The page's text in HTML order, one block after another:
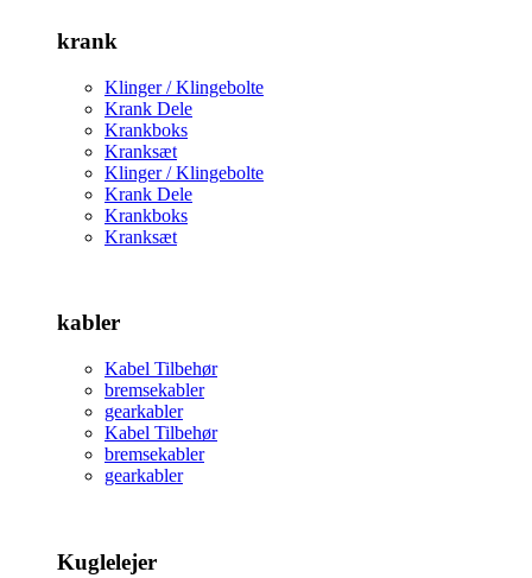
krank
Klinger / Klingebolte
Krank Dele
Krankboks
Kranksæt
Klinger / Klingebolte
Krank Dele
Krankboks
Kranksæt
kabler
Kabel Tilbehør
bremsekabler
gearkabler
Kabel Tilbehør
bremsekabler
gearkabler
Kuglelejer